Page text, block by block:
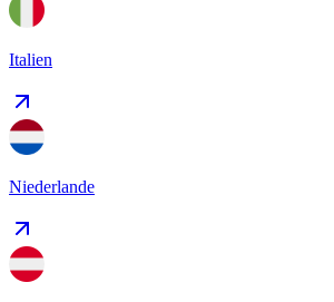
Italien
Niederlande